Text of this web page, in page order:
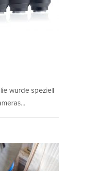
wurde speziell